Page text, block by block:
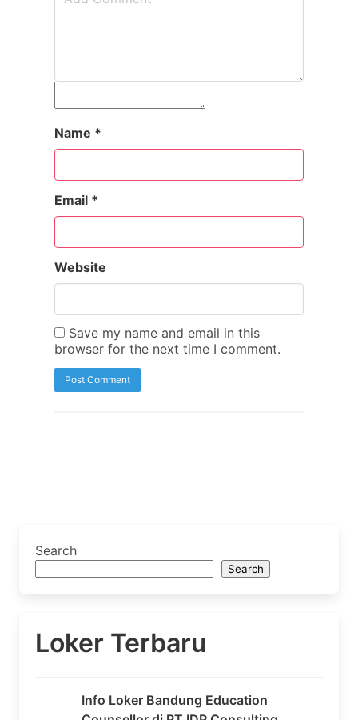
Name *
Email *
Website
Save my name and email in this
browser for the next time I comment.
Search
Search
Loker Terbaru
Info Loker Bandung Education